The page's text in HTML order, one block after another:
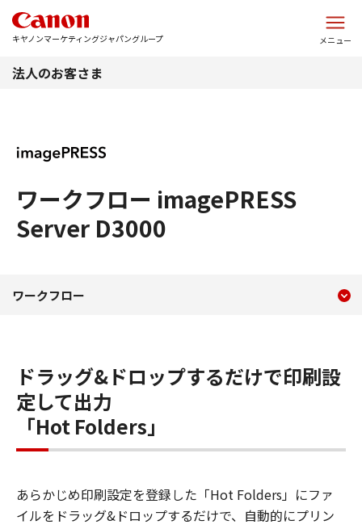
キヤノンマーケティングジャパングループ メニュー
法人のお客さま
ワークフロー imagePRESS
Server D3000
ワークフロー
ワークフロー
ドラッグ&ドロップするだけで印刷設
定して出力
「Hot Folders」
あらかじめ印刷設定を登録した「Hot Folders」にファ
イルをドラッグ&ドロップするだけで、自動的にプリン